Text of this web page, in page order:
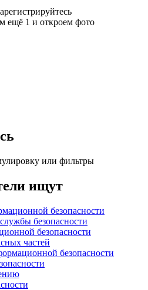
ещё 1 и откроем фото
или фильтры
ищут
безопасности
безопасности
безопасности
частей
безопасности